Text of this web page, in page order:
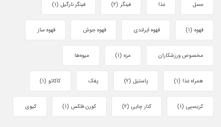
عسل غذا فینگر (2) فینگر نارگیل (1)
قهوه (1) قهوه ایرلندی قهوه جوش قهوه ساز
مخصوص ورزشکاران مزه (1) میوه‌ها
همراه غذا (1) پاستیل (2) پفک کاکائو (1)
کریسپی (1) کنار چایی (2) کورن فلکس (1) کیوی